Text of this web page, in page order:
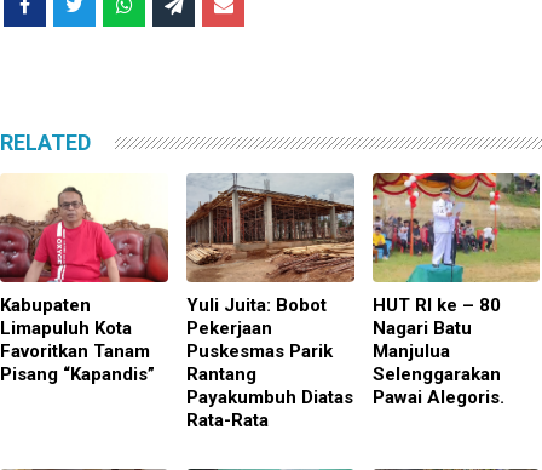
RELATED
Kabupaten
Limapuluh Kota
Favoritkan Tanam
Pisang “Kapandis”
Yuli Juita: Bobot
Pekerjaan
Puskesmas Parik
Rantang
Payakumbuh Diatas
Rata-Rata
HUT RI ke – 80
Nagari Batu
Manjulua
Selenggarakan
Pawai Alegoris.